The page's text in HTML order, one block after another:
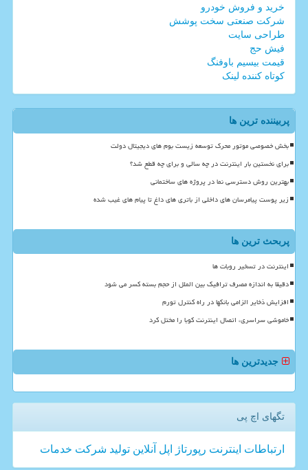
خرید و فروش خودرو
شرکت صنعتی سخت پوشش
طراحی سایت
فیش حج
قیمت بیسیم باوفنگ
کوتاه کننده لینک
پربیننده ترین ها
بخش خصوصی موتور محرک توسعه زیست بوم های دیجیتال دولت
برای نخستین بار اینترنت در چه سالی و برای چه قطع شد؟
بهترین روش دسترسی نما در پروژه های ساختمانی
زیر پوست پیامرسان های داخلی از باتری های داغ تا پیام های غیب شده
پربحث ترین ها
اینترنت در تسخیر روبات ها
دقیقا به اندازه مصرف ترافیک بین الملل از حجم بسته کسر می شود
افزایش ذخایر الزامی بانکها در راه کنترل تورم
خاموشی سراسری، اتصال اینترنت کوبا را مختل کرد
جدیدترین ها
تگهای اچ پی
ارتباطات اینترنت رپورتاژ اپل آنلاین تولید شركت خدمات